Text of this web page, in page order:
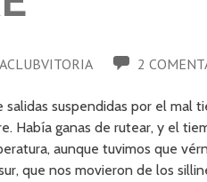
2
salidas suspendidas por el mal
Había ganas de rutear, y el
aunque tuvimos que
que nos movieron de los